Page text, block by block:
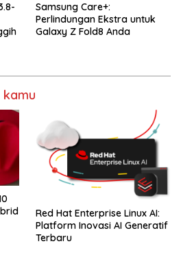
Samsung Care+:
Perlindungan Ekstra untuk
Galaxy Z Fold8 Anda
Red Hat Enterprise Linux AI:
Platform Inovasi AI Generatif
Terbaru